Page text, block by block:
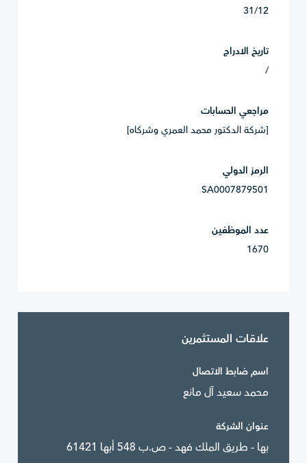
31/12
تاريخ الادراج
/
مراجعي الحسابات
[شركة الدكتور محمد العمري وشركاه]
الرمز الدولي
SA0007879501
عدد الموظفين
1670
علاقات المستثمرين
اسم ضابط الاتصال
محمد سعيد آل مانع
عنوان الشركة
بها - طريق الملك فهد - ص.ب 548 أبها 61421